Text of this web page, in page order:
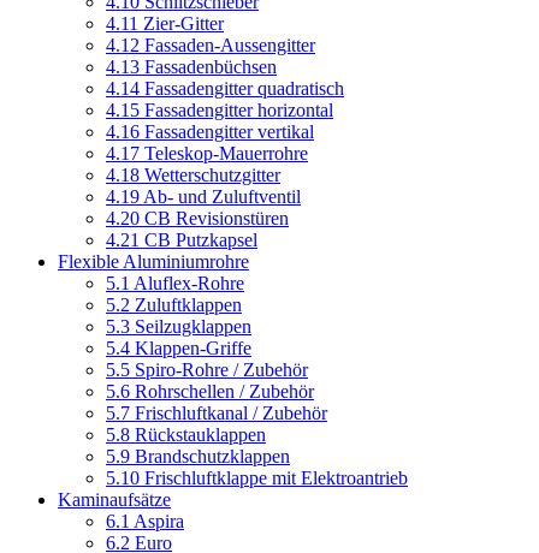
4.11 Zier-Gitter
4.12 Fassaden-Aussengitter
4.13 Fassadenbüchsen
4.14 Fassadengitter quadratisch
4.15 Fassadengitter horizontal
4.16 Fassadengitter vertikal
4.17 Teleskop-Mauerrohre
4.18 Wetterschutzgitter
4.19 Ab- und Zuluftventil
4.20 CB Revisionstüren
4.21 CB Putzkapsel
Flexible Aluminiumrohre
5.1 Aluflex-Rohre
5.2 Zuluftklappen
5.3 Seilzugklappen
5.4 Klappen-Griffe
5.5 Spiro-Rohre / Zubehör
5.6 Rohrschellen / Zubehör
5.7 Frischluftkanal / Zubehör
5.8 Rückstauklappen
5.9 Brandschutzklappen
5.10 Frischluftklappe mit Elektroantrieb
Kaminaufsätze
6.1 Aspira
6.2 Euro